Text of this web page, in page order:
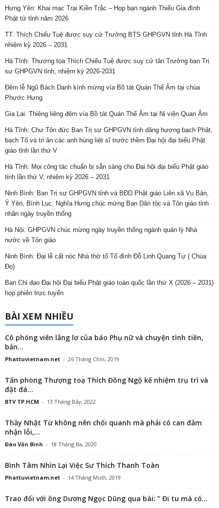
Hưng Yên: Khai mạc Trại Kiền Trắc – Họp bạn ngành Thiếu Gia đình
Phật tử tỉnh năm 2026
TT. Thích Chiếu Tuệ được suy cử Trưởng BTS GHPGVN tỉnh Hà Tĩnh
nhiệm kỳ 2026 – 2031
Hà Tĩnh: Thượng tọa Thích Chiếu Tuệ được suy cử tân Trưởng ban Trị
sự GHPGVN tỉnh, nhiệm kỳ 2026-2031
Đêm lễ Ngũ Bách Danh kính mừng vía Bồ tát Quán Thế Âm tại chùa
Phước Hưng
Gia Lai: Thiêng liêng đêm vía Bồ tát Quán Thế Âm tại Ni viện Quan Âm
Hà Tĩnh: Chư Tôn đức Ban Trị sự GHPGVN tỉnh dâng hương bạch Phật,
bạch Tổ và tri ân các anh hùng liệt sĩ trước thềm Đại hội đại biểu Phật
giáo tỉnh lần thứ V
Hà Tĩnh: Mọi công tác chuẩn bị sẵn sàng cho Đại hội đại biểu Phật giáo
tỉnh lần thứ V, nhiệm kỳ 2026 – 2031
Ninh Bình: Ban Trị sự GHPGVN tỉnh và BĐD Phật giáo Liên xã Vụ Bản,
Ý Yên, Bình Lục, Nghĩa Hưng chúc mừng Ban Dân tộc và Tôn giáo tỉnh
nhân ngày truyền thống
Hà Nội: GHPGVN chúc mừng ngày truyền thống ngành quản lý Nhà
nước về Tôn giáo
Ninh Bình: Đại lễ cất nóc Nhà thờ tổ Tổ đình Đỗ Linh Quang Tự ( Chùa
Đọ)
Ban Chỉ đạo Đại hội Đại biểu Phật giáo toàn quốc lần thứ X (2026 – 2031)
họp phiên trực tuyến
BÀI XEM NHIỀU
Cô phóng viên lẳng lơ của báo Phụ nữ và chuyện tình tiền,
bản...
Phattuvietnam.net - 26 Tháng Chín, 2019
Tấn phong Thượng toạ Thích Đồng Ngộ kế nhiệm trụ trì và
đặt đá...
BTV TP.HCM - 13 Tháng Bảy, 2022
Thầy Nhật Từ không nên chối quanh mà phải có can đảm
nhận lỗi,...
Đào Văn Bình - 18 Tháng Ba, 2020
Bình Tâm Nhìn Lại Việc Sư Thích Thanh Toàn
Phattuvietnam.net - 14 Tháng Mười, 2019
Trao đổi với ông Dương Ngọc Dũng qua bài: “ Đi tu mà có...